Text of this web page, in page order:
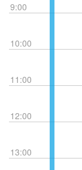
9:00
10:00
11:00
12:00
13:00